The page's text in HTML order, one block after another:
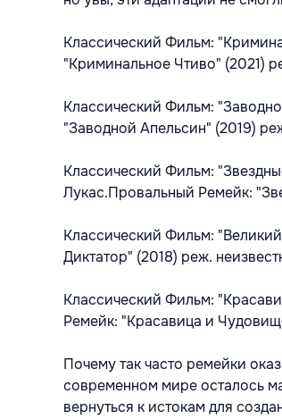
Классический Фильм:
"Криминальное Чтиво" (2021)
Классический Фильм:
"Заводной Апельсин" (2019)
Классический Фильм:
Лукас.Провальный Ремейк:
Классический Фильм:
Диктатор" (2018) реж.
Классический Фильм:
Ремейк: "Красавица и
Почему так часто ремейки
современном мире осталось
вернуться к истокам для